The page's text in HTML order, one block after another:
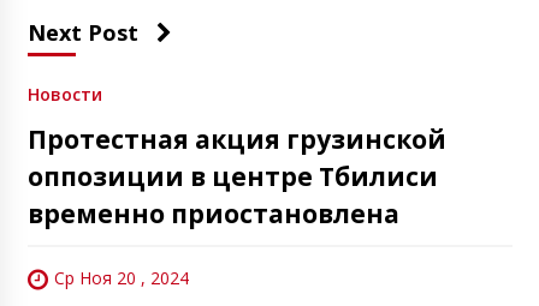
Next Post
Новости
Протестная акция грузинской
оппозиции в центре Тбилиси
временно приостановлена
Ср Ноя 20 , 2024